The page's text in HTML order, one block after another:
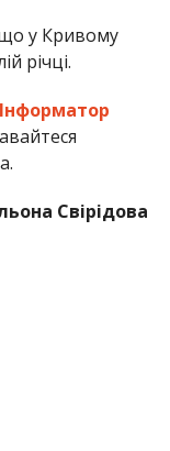
у Кривому
річці.
Свірідова